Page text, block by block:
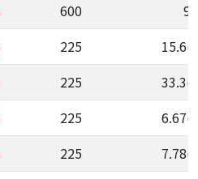
600
91
225
225
225
225